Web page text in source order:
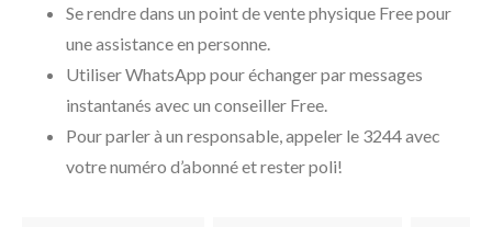
Se rendre dans un point de vente physique Free pour
une assistance en personne.
Utiliser WhatsApp pour échanger par messages
instantanés avec un conseiller Free.
Pour parler à un responsable, appeler le 3244 avec
votre numéro d’abonné et rester poli!